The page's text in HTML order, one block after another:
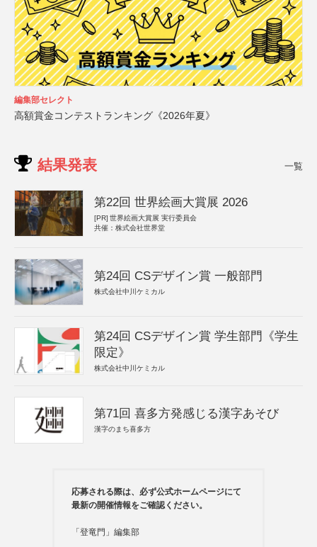
編集部セレクト
高額賞金コンテストランキング《2026年夏》
結果発表 一覧
第22回 世界絵画大賞展 2026
[PR] 世界絵画大賞展 実行委員会
共催：株式会社世界堂
第24回 CSデザイン賞 一般部門
株式会社中川ケミカル
第24回 CSデザイン賞 学生部門《学生
限定》
株式会社中川ケミカル
第71回 喜多方発感じる漢字あそび
漢字のまち喜多方
応募される際は、必ず公式ホームページにて
最新の開催情報をご確認ください。
「登竜門」編集部